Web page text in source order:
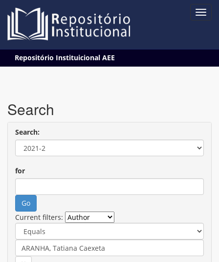
navigation
Repositório Instituicional AEE
Search
Search:
for
Current filters: